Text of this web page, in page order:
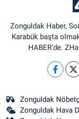
Zonguldak Haber,
Karabük başta
HABER’de.
Zonguldak
Zonguldak Hava